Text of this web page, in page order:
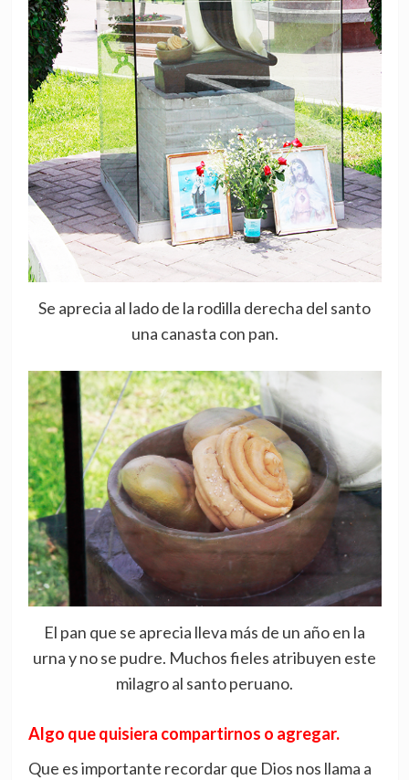
Se aprecia al lado de la rodilla derecha del santo
una canasta con pan.
El pan que se aprecia lleva más de un año en la
urna y no se pudre. Muchos fieles atribuyen este
milagro al santo peruano.
Algo que quisiera compartirnos o agregar.
Que es importante recordar que Dios nos llama a